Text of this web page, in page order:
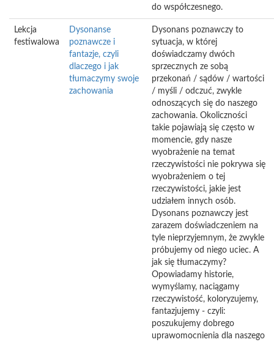
do współczesnego.
Lekcja
festiwalowa
Dysonanse
poznawcze i
fantazje, czyli
dlaczego i jak
tłumaczymy swoje
zachowania
Dysonans poznawczy to
sytuacja, w której
doświadczamy dwóch
sprzecznych ze sobą
przekonań / sądów / wartości
/ myśli / odczuć, zwykle
odnoszących się do naszego
zachowania. Okoliczności
takie pojawiają się często w
momencie, gdy nasze
wyobrażenie na temat
rzeczywistości nie pokrywa się
wyobrażeniem o tej
rzeczywistości, jakie jest
udziałem innych osób.
Dysonans poznawczy jest
zarazem doświadczeniem na
tyle nieprzyjemnym, że zwykle
próbujemy od niego uciec. A
jak się tłumaczymy?
Opowiadamy historie,
wymyślamy, naciągamy
rzeczywistość, koloryzujemy,
fantazjujemy - czyli:
poszukujemy dobrego
uprawomocnienia dla naszego